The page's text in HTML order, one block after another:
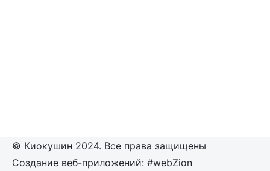
© Киокушин 2024. Все права защищены
Создание веб-приложений: #webZion